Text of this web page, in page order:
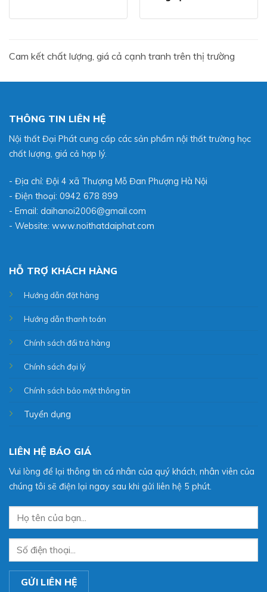
Cam kết chất lượng, giá cả cạnh tranh trên thị trường
THÔNG TIN LIÊN HỆ
Nội thất Đại Phát cung cấp các sản phẩm nội thất trường học
chất lượng, giá cả hợp lý.
- Địa chỉ: Đội 4 xã Thượng Mỗ Đan Phượng Hà Nội
- Điện thoại: 0942 678 899
- Email: daihanoi2006@gmail.com
- Website: www.noithatdaiphat.com
HỖ TRỢ KHÁCH HÀNG
Hướng dẫn đặt hàng
Hướng dẫn thanh toán
Chính sách đổi trả hàng
Chính sách đại lý
Chính sách bảo mật thông tin
Tuyển dụng
LIÊN HỆ BÁO GIÁ
Vui lòng để lại thông tin cá nhân của quý khách, nhân viên của
chúng tôi sẽ điện lại ngay sau khi gửi liên hệ 5 phút.